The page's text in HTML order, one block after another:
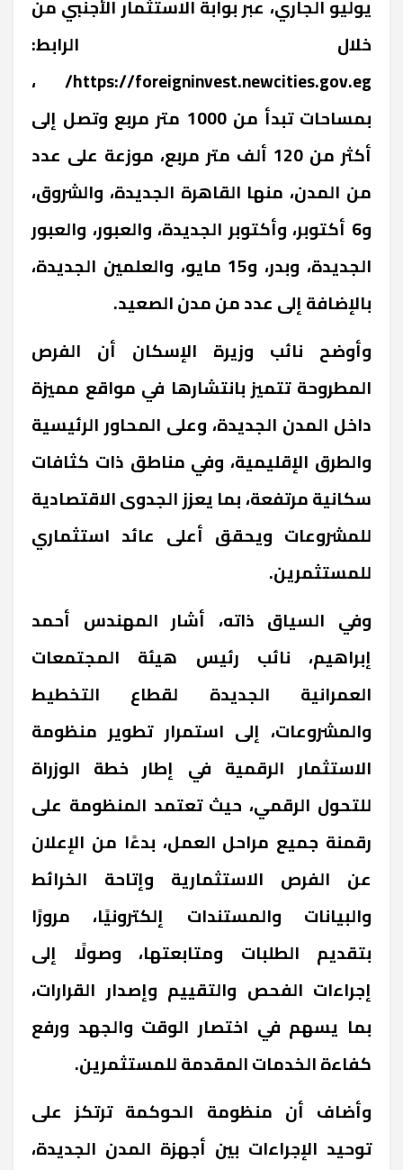
يوليو الجاري، عبر بوابة الاستثمار الأجنبي من
خلال الرابط:
https://foreigninvest.newcities.gov.eg/
،
بمساحات تبدأ من 1000 متر مربع وتصل إلى
أكثر من 120 ألف متر مربع، موزعة على عدد
من المدن، منها القاهرة الجديدة، والشروق،
و6 أكتوبر، وأكتوبر الجديدة، والعبور، والعبور
الجديدة، وبدر، و15 مايو، والعلمين الجديدة،
بالإضافة إلى عدد من مدن الصعيد.
وأوضح نائب وزيرة الإسكان أن الفرص
المطروحة تتميز بانتشارها في مواقع مميزة
داخل المدن الجديدة، وعلى المحاور الرئيسية
والطرق الإقليمية، وفي مناطق ذات كثافات
سكانية مرتفعة، بما يعزز الجدوى الاقتصادية
للمشروعات ويحقق أعلى عائد استثماري
للمستثمرين.
وفي السياق ذاته، أشار المهندس أحمد
إبراهيم، نائب رئيس هيئة المجتمعات
العمرانية الجديدة لقطاع التخطيط
والمشروعات، إلى استمرار تطوير منظومة
الاستثمار الرقمية في إطار خطة الوزراة
للتحول الرقمي، حيث تعتمد المنظومة على
رقمنة جميع مراحل العمل، بدءًا من الإعلان
عن الفرص الاستثمارية وإتاحة الخرائط
والبيانات والمستندات إلكترونيًا، مرورًا
بتقديم الطلبات ومتابعتها، وصولًا إلى
إجراءات الفحص والتقييم وإصدار القرارات،
بما يسهم في اختصار الوقت والجهد ورفع
كفاءة الخدمات المقدمة للمستثمرين.
وأضاف أن منظومة الحوكمة ترتكز على
توحيد الإجراءات بين أجهزة المدن الجديدة،